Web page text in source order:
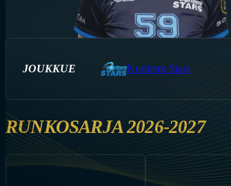
JOUKKUE Northern Stars
RUNKOSARJA 2026-2027